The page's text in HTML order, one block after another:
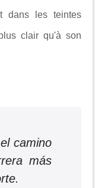
dans les teintes
clair qu'à son
camino
más